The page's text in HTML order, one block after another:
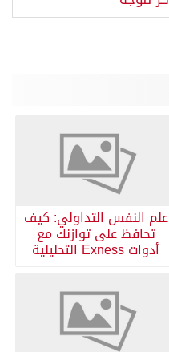
علم النفس التداولي: كيف
تحافظ على توازنك مع
أدوات Exness التحليلية